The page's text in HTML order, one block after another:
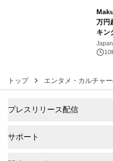
万円
キン
浴シ
ズ（
10
トップ エンタメ・カルチャ
プレスリリース配信
サポート